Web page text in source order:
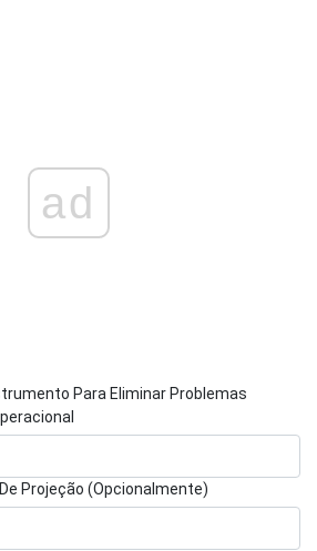
ad
Para Eliminar Problemas
Projeção (Opcionalmente)